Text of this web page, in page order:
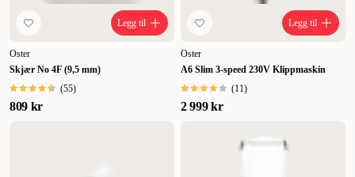
Legg til
Oster
Skjær No 4F (9,5 mm)
(55)
809 kr
Legg til
Oster
A6 Slim 3-speed 230V Klippmaskin
(11)
2 999 kr